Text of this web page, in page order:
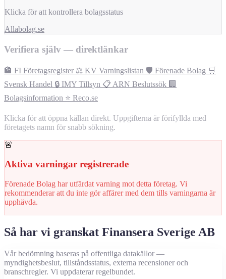
Klicka för att kontrollera bolagsstatus
Allabolag.se
Verifiera själv — direktlänkar
🏦 FI Företagsregister ⚖️ KV Varningslistan 🛡️ Förenade Bolag 🛒
Svensk Handel 🔒 IMY Tillsyn 📋 ARN Beslutssök 🏢
Bolagsinformation ⭐ Reco.se
Klicka för att öppna källan direkt. Uppgifterna är förifyllda med
företagets namn för snabb sökning.
🚨
Aktiva varningar registrerade
Förenade Bolag har utfärdat varning mot detta företag. Vi
rekommenderar att du inte gör affärer med dem tills varningarna är
upphävda.
Så har vi granskat Finansera Sverige AB
Vår bedömning baseras på offentliga datakällor —
myndighetsbeslut, tillståndsstatus, externa recensioner och
branschregler. Vi uppdaterar regelbundet.